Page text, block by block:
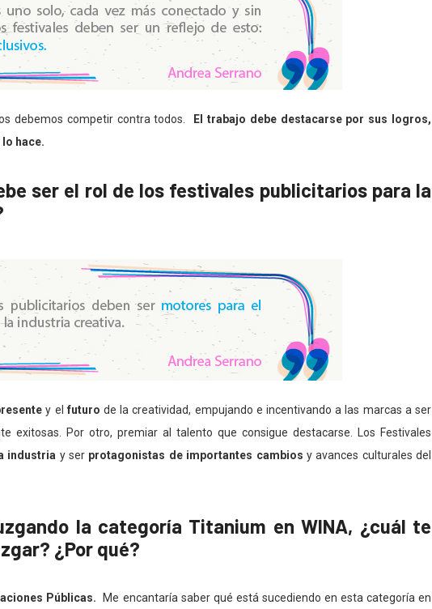
debemos competir contra todos.
El trabajo debe destacarse por sus logros,
hace.
ser el rol de los festivales publicitarios para la
y el futuro de la creatividad, empujando e incentivando a las marcas a ser
exitosas. Por otro, premiar al talento que consigue destacarse. Los Festivales
industria y ser protagonistas de importantes cambios y avances culturales del
la categoría Titanium en WINA, ¿cuál te
¿Por qué?
Públicas. Me encantaría saber qué está sucediendo en esta categoría en